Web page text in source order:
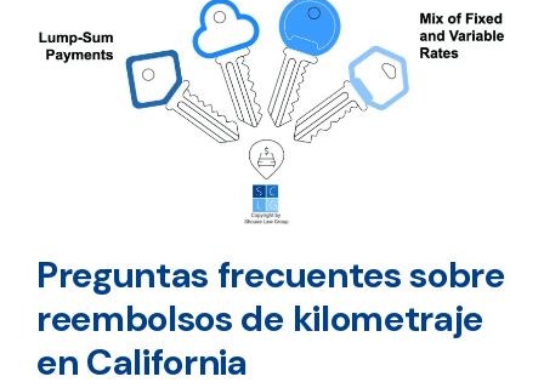
Preguntas frecuentes sobre
reembolsos de kilometraje
en California